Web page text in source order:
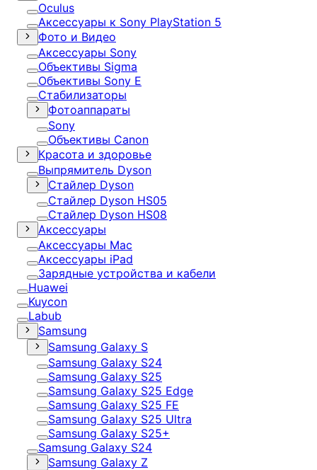
Oculus
Аксессуары к Sony PlayStation 5
Фото и Видео
Аксессуары Sony
Объективы Sigma
Объективы Sony E
Стабилизаторы
Фотоаппараты
Sony
Объективы Canon
Красота и здоровье
Выпрямитель Dyson
Стайлер Dyson
Стайлер Dyson HS05
Стайлер Dyson HS08
Аксессуары
Аксессуары Mac
Аксессуары iPad
Зарядные устройства и кабели
Huawei
Kuycon
Labub
Samsung
Samsung Galaxy S
Samsung Galaxy S24
Samsung Galaxy S25
Samsung Galaxy S25 Edge
Samsung Galaxy S25 FE
Samsung Galaxy S25 Ultra
Samsung Galaxy S25+
Samsung Galaxy S24
Samsung Galaxy Z